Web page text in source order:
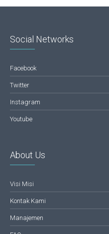
Social Networks
Facebook
Twitter
Instagram
Youtube
About Us
Visi Misi
Kontak Kami
Manajemen